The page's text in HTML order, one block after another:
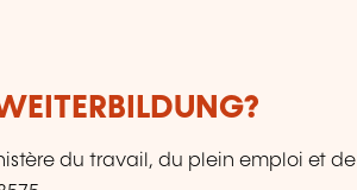
du travail, du plein emploi et de